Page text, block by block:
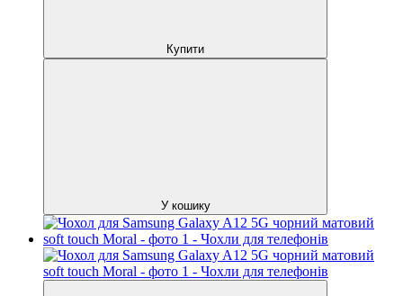
Купити
У кошику